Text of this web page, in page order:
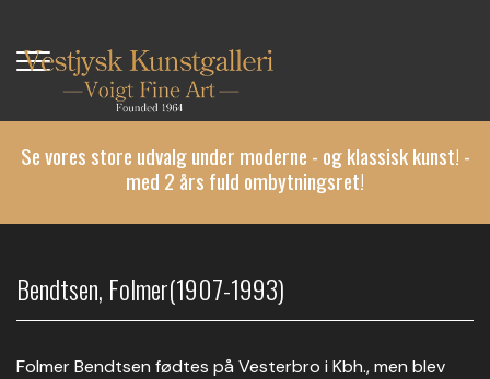
hovedindhold
Se vores store udvalg under moderne - og klassisk kunst! -
med 2 års fuld ombytningsret!
Bendtsen, Folmer(1907-1993)
Folmer Bendtsen fødtes på Vesterbro i Kbh., men blev